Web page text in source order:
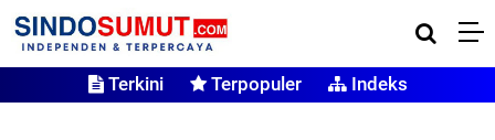
Terkini Terpopuler Indeks